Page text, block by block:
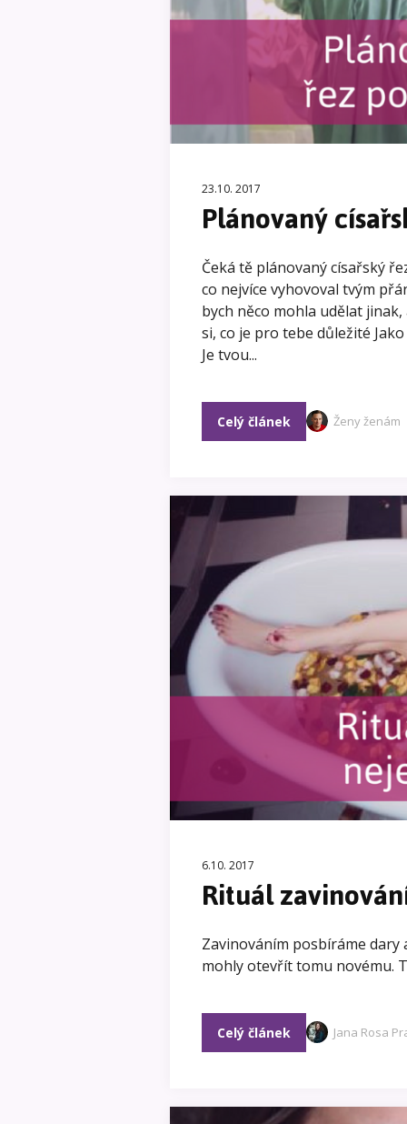
23.10. 2017
Plánovaný
Čeká tě plánovaný císařský
co nejvíce vyhovoval tvým
bych něco mohla udělat
si, co je pro tebe důležité
Je tvou...
Celý článek Ženy ženám
6.10. 2017
Rituál
Zavinováním posbíráme
mohly otevřít tomu novému.
Celý článek Jana Rosa